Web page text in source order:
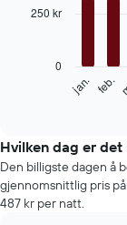
with
Diagrammet
nedenfor
for
et
rom
per
måned
jan. feb.
0
250 kr
Hvilken dag er
Den billigste dagen å
gjennomsnittlig pris
487 kr per natt.